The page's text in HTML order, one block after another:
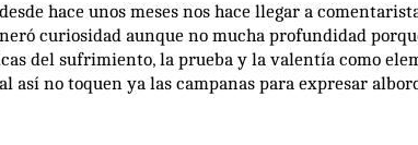
hace unos meses nos hace llegar a
curiosidad aunque no mucha profundidad
del sufrimiento, la prueba y la valentía como
así no toquen ya las campanas para expresar